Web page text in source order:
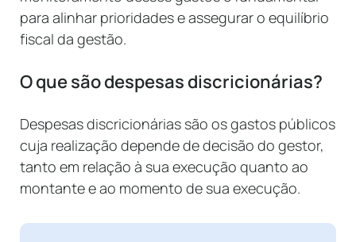
para alinhar prioridades e assegurar o equilíbrio
fiscal da gestão.
O que são despesas discricionárias?
Despesas discricionárias são os gastos públicos
cuja realização depende de decisão do gestor,
tanto em relação à sua execução quanto ao
montante e ao momento de sua execução.